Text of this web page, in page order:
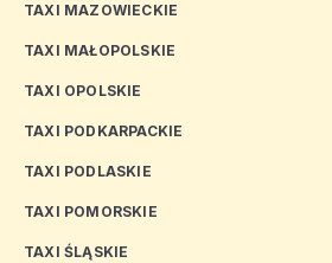
TAXI MAZOWIECKIE
TAXI MAŁOPOLSKIE
TAXI OPOLSKIE
TAXI PODKARPACKIE
TAXI PODLASKIE
TAXI POMORSKIE
TAXI ŚLĄSKIE